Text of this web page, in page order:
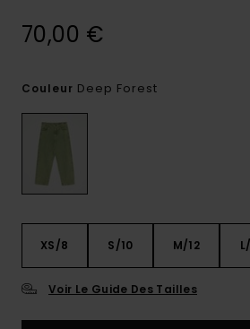
70,00 €
Couleur Deep Forest
XS/8 S/10 M/12
Voir Le Guide Des Tailles